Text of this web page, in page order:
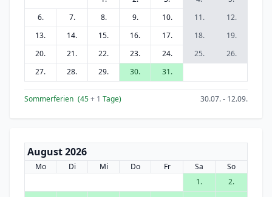
6.
7. 8. 9. 10. 11.
12.
13.
14. 15. 16. 17. 18.
19.
20.
21. 22. 23. 24. 25.
26.
27.
28. 29. 30. 31.
Sommerferien (45+ 1 Tage) 30.07. - 12.09.
August 2026
Mo Di Mi Do Fr Sa
So
1.
2.